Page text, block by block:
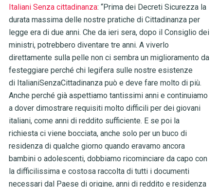
Italiani Senza cittadinanza: “Prima dei Decreti Sicurezza la
durata massima delle nostre pratiche di Cittadinanza per
legge era di due anni. Che da ieri sera, dopo il Consiglio dei
ministri, potrebbero diventare tre anni. A viverlo
direttamente sulla pelle non ci sembra un miglioramento da
festeggiare perché chi legifera sulle nostre esistenze
di ItalianiSenzaCittadinanza può e deve fare molto di più.
Anche perché già aspettiamo tantissimi anni e continuiamo
a dover dimostrare requisiti molto difficili per dei giovani
italiani, come anni di reddito sufficiente. E se poi la
richiesta ci viene bocciata, anche solo per un buco di
residenza di qualche giorno quando eravamo ancora
bambini o adolescenti, dobbiamo ricominciare da capo con
la difficilissima e costosa raccolta di tutti i documenti
necessari dal Paese di origine, anni di reddito e residenza